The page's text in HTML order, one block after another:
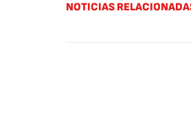
NOTICIAS